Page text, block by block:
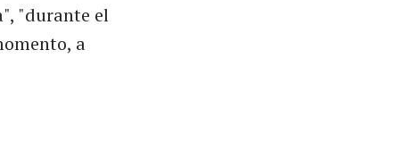
"durante el
a